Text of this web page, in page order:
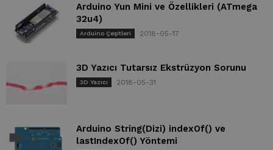
Arduino Yun Mini ve Özellikleri (ATmega
32u4)
Arduino Çeşitleri 2018-05-17
3D Yazıcı Tutarsız Ekstrüzyon Sorunu
3D Yazıcı 2018-05-31
Arduino String(Dizi) indexOf() ve
lastIndexOf() Yöntemi